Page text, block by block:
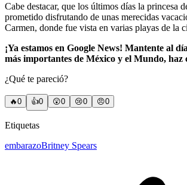
Cabe destacar, que los últimos días la princesa
prometido disfrutando de unas merecidas
Carmen, donde fue vista en varias playas de la
¡Ya estamos en Google News! Mantente al
más importantes de México y el Mundo, haz
¿Qué te pareció?
🔥0 👍0 😲0 😢0 😠0
Etiquetas
embarazoBritney Spears